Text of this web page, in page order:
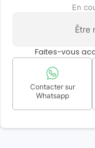
En
Être
Faites-vous
Contacter sur
Whatsapp